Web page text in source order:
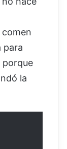
para
porque
la